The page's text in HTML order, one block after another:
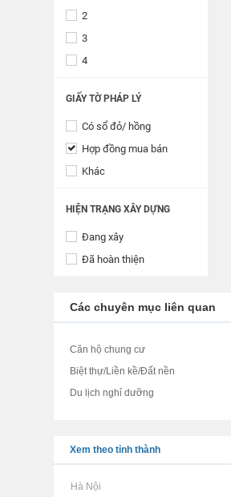
2
3
4
GIẤY TỜ PHÁP LÝ
Có sổ đỏ/ hồng
Hợp đồng mua bán
Khác
HIỆN TRẠNG XÂY DỰNG
Đang xây
Đã hoàn thiện
Các chuyên mục liên quan
Căn hộ chung cư
Biệt thự/Liền kề/Đất nền
Du lịch nghỉ dưỡng
Xem theo tỉnh thành
Rao vặt tại Hà Nội Rao vặt